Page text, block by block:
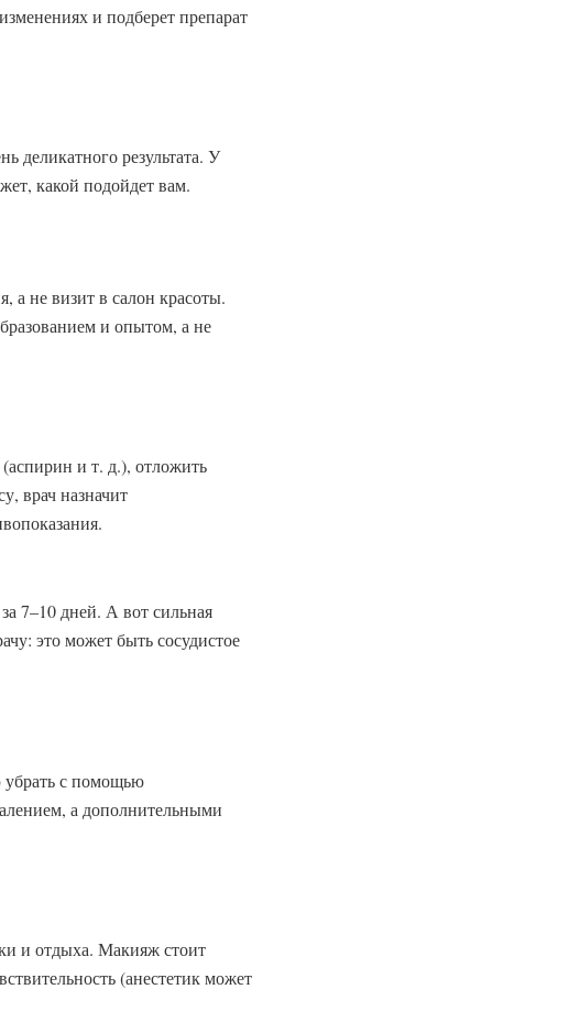
и подберет препарат
деликатного результата. У
какой подойдет вам.
а не визит в салон красоты.
и опытом, а не
и т. д.), отложить
врач назначит
7–10 дней. А вот сильная
это может быть сосудистое
убрать с помощью
а дополнительными
и отдыха. Макияж стоит
(анестетик может